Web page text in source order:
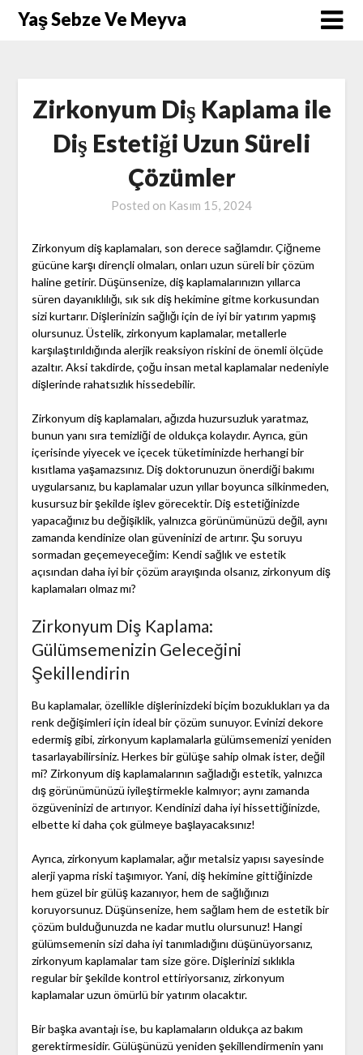
SkipYaş Sebze Ve Meyva
Zirkonyum Diş Kaplama ile
Diş Estetiği Uzun Süreli
Çözümler
Posted on Kasım 15, 2024
Zirkonyum diş kaplamaları, son derece sağlamdır. Çiğneme
gücüne karşı dirençli olmaları, onları uzun süreli bir çözüm
haline getirir. Düşünsenize, diş kaplamalarınızın yıllarca
süren dayanıklılığı, sık sık diş hekimine gitme korkusundan
sizi kurtarır. Dişlerinizin sağlığı için de iyi bir yatırım yapmış
olursunuz. Üstelik, zirkonyum kaplamalar, metallerle
karşılaştırıldığında alerjik reaksiyon riskini de önemli ölçüde
azaltır. Aksi takdirde, çoğu insan metal kaplamalar nedeniyle
dişlerinde rahatsızlık hissedebilir.
Zirkonyum diş kaplamaları, ağızda huzursuzluk yaratmaz,
bunun yanı sıra temizliği de oldukça kolaydır. Ayrıca, gün
içerisinde yiyecek ve içecek tüketiminizde herhangi bir
kısıtlama yaşamazsınız. Diş doktorunuzun önerdiği bakımı
uygularsanız, bu kaplamalar uzun yıllar boyunca silkinmeden,
kusursuz bir şekilde işlev görecektir. Diş estetiğinizde
yapacağınız bu değişiklik, yalnızca görünümünüzü değil, aynı
zamanda kendinize olan güveninizi de artırır. Şu soruyu
sormadan geçemeyeceğim: Kendi sağlık ve estetik
açısından daha iyi bir çözüm arayışında olsanız, zirkonyum diş
kaplamaları olmaz mı?
Zirkonyum Diş Kaplama:
Gülümsemenizin Geleceğini
Şekillendirin
Bu kaplamalar, özellikle dişlerinizdeki biçim bozuklukları ya da
renk değişimleri için ideal bir çözüm sunuyor. Evinizi dekore
edermiş gibi, zirkonyum kaplamalarla gülümsemenizi yeniden
tasarlayabilirsiniz. Herkes bir gülüşe sahip olmak ister, değil
mi? Zirkonyum diş kaplamalarının sağladığı estetik, yalnızca
dış görünümünüzü iyileştirmekle kalmıyor; aynı zamanda
özgüveninizi de artırıyor. Kendinizi daha iyi hissettiğinizde,
elbette ki daha çok gülmeye başlayacaksınız!
Ayrıca, zirkonyum kaplamalar, ağır metalsiz yapısı sayesinde
alerji yapma riski taşımıyor. Yani, diş hekimine gittiğinizde
hem güzel bir gülüş kazanıyor, hem de sağlığınızı
koruyorsunuz. Düşünsenize, hem sağlam hem de estetik bir
çözüm bulduğunuzda ne kadar mutlu olursunuz! Hangi
gülümsemenin sizi daha iyi tanımladığını düşünüyorsanız,
zirkonyum kaplamalar tam size göre. Dişlerinizi sıklıkla
regular bir şekilde kontrol ettiriyorsanız, zirkonyum
kaplamalar uzun ömürlü bir yatırım olacaktır.
Bir başka avantajı ise, bu kaplamaların oldukça az bakım
gerektirmesidir. Gülüşünüzü yeniden şekillendirmenin yanı